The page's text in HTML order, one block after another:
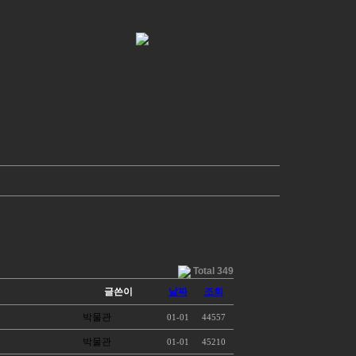
Total 349
글쓴이
날짜 조회
박물관 01-01 44557
박물관 01-01 45210